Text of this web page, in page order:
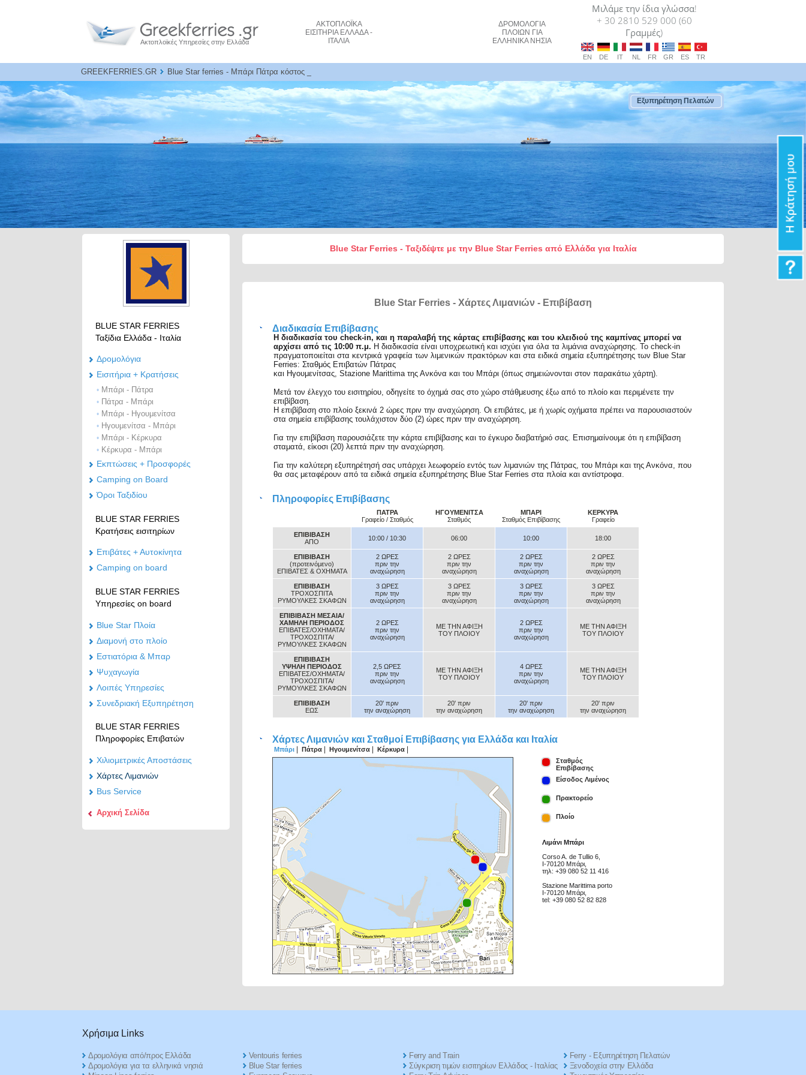
Ακτοπλοϊκές Υπηρεσίες στην Ελλάδα
ΑΚΤΟΠΛΟΪΚΑ
ΕΙΣΙΤΗΡΙΑ ΕΛΛΑΔΑ -
ΙΤΑΛΙΑ
ΔΡΟΜΟΛΟΓΙΑ
ΠΛΟΙΩΝ ΓΙΑ
ΕΛΛΗΝΙΚΑ ΝΗΣΙΑ
Μιλάμε την ίδια γλώσσα!
+ 30 2810 529 000 (60
Γραμμές)
EN DE IT NL FR GR ES TR
GREEKFERRIES.GR Blue Star ferries - Μπάρι Πάτρα κόστος εισιτηρίων πλοίου και κρατήσεις
Εξυπηρέτηση Πελατών
BLUE STAR FERRIES
Ταξίδια Ελλάδα - Ιταλία
Δρομολόγια
Eισιτήρια + Κρατήσεις
• Μπάρι - Πάτρα
• Πάτρα - Μπάρι
• Μπάρι - Ηγουμενίτσα
• Ηγουμενίτσα - Μπάρι
• Μπάρι - Κέρκυρα
• Κέρκυρα - Μπάρι
Εκπτώσεις + Προσφορές
Camping on Board
Όροι Ταξιδίου
BLUE STAR FERRIES
Κρατήσεις εισιτηρίων
Επιβάτες + Αυτοκίνητα
Camping on board
BLUE STAR FERRIES
Υπηρεσίες on board
Blue Star Πλοία
Διαμονή στο πλοίο
Εστιατόρια & Μπαρ
Ψυχαγωγία
Λοιπές Υπηρεσίες
Συνεδριακή Εξυπηρέτηση
BLUE STAR FERRIES
Πληροφορίες Επιβατών
Χιλιομετρικές Αποστάσεις
Χάρτες Λιμανιών
Bus Service
Αρχική Σελίδα
Blue Star Ferries - Ταξιδέψτε με την Blue Star Ferries από Ελλάδα για Ιταλία
Blue Star Ferries - Χάρτες Λιμανιών - Επιβίβαση
Διαδικασία Επιβίβασης
Η διαδικασία του check-in, και η παραλαβή της κάρτας επιβίβασης και του κλειδιού της καμπίνας μπορεί να
αρχίσει από τις 10:00 π.μ. Η διαδικασία είναι υποχρεωτική και ισχύει για όλα τα λιμάνια αναχώρησης. Το check-in
πραγματοποιείται στα κεντρικά γραφεία των λιμενικών πρακτόρων και στα ειδικά σημεία εξυπηρέτησης των Blue Star
Ferries: Σταθμός Επιβατών Πάτρας
και Hγουμενίτσας, Stazione Marittima της Ανκόνα και του Μπάρι (όπως σημειώνονται στον παρακάτω χάρτη).
Μετά τον έλεγχο του εισιτηρίου, οδηγείτε το όχημά σας στο χώρο στάθμευσης έξω από το πλοίο και περιμένετε την
επιβίβαση.
Η επιβίβαση στο πλοίο ξεκινά 2 ώρες πριν την αναχώρηση. Οι επιβάτες, με ή χωρίς οχήματα πρέπει να παρουσιαστούν
στα σημεία επιβίβασης τουλάχιστον δύο (2) ώρες πριν την αναχώρηση.
Για την επιβίβαση παρουσιάζετε την κάρτα επιβίβασης και το έγκυρο διαβατήριό σας. Επισημαίνουμε ότι η επιβίβαση
σταματά, είκοσι (20) λεπτά πριν την αναχώρηση.
Για την καλύτερη εξυπηρέτησή σας υπάρχει λεωφορείο εντός των λιμανιών της Πάτρας, του Μπάρι και της Ανκόνα, που
θα σας μεταφέρουν από τα ειδικά σημεία εξυπηρέτησης Blue Star Ferries στα πλοία και αντίστροφα.
Πληροφορίες Επιβίβασης
ΠΑΤΡΑ
Γραφείο / Σταθμός
ΗΓΟΥΜΕΝΙΤΣΑ
Σταθμός
ΜΠΑΡΙ
Σταθμός Επιβίβασης
ΚΕΡΚΥΡΑ
Γραφείο
ΕΠΙΒΙΒΑΣΗ
ΑΠΟ
10:00 / 10:30 06:00 10:00 18:00
ΕΠΙΒΙΒΑΣΗ
(προτεινόμενο)
ΕΠΙΒΑΤΕΣ & ΟΧΗΜΑΤΑ
2 ΩΡΕΣ
πριν την
αναχώρηση
2 ΩΡΕΣ
πριν την
αναχώρηση
2 ΩΡΕΣ
πριν την
αναχώρηση
2 ΩΡΕΣ
πριν την
αναχώρηση
ΕΠΙΒΙΒΑΣΗ
ΤΡΟΧΟΣΠΙΤΑ
ΡΥΜΟΥΛΚΕΣ ΣΚΑΦΩΝ
3 ΩΡΕΣ
πριν την
αναχώρηση
3 ΩΡΕΣ
πριν την
αναχώρηση
3 ΩΡΕΣ
πριν την
αναχώρηση
3 ΩΡΕΣ
πριν την
αναχώρηση
ΕΠΙΒΙΒΑΣΗ ΜΕΣΑΙΑ/
ΧΑΜΗΛΗ ΠΕΡΙΟΔΟΣ
ΕΠΙΒΑΤΕΣ/ΟΧΗΜΑΤΑ/
ΤΡΟΧΟΣΠΙΤΑ/
ΡΥΜΟΥΛΚΕΣ ΣΚΑΦΩΝ
2 ΩΡΕΣ
πριν την
αναχώρηση
ΜΕ ΤΗΝ ΑΦΙΞΗ
ΤΟΥ ΠΛΟΙΟΥ
2 ΩΡΕΣ
πριν την
αναχώρηση
ΜΕ ΤΗΝ ΑΦΙΞΗ
ΤΟΥ ΠΛΟΙΟΥ
ΕΠΙΒΙΒΑΣΗ
ΥΨΗΛΗ ΠΕΡΙΟΔΟΣ
ΕΠΙΒΑΤΕΣ/ΟΧΗΜΑΤΑ/
ΤΡΟΧΟΣΠΙΤΑ/
ΡΥΜΟΥΛΚΕΣ ΣΚΑΦΩΝ
2,5 ΩΡΕΣ
πριν την
αναχώρηση
ΜΕ ΤΗΝ ΑΦΙΞΗ
ΤΟΥ ΠΛΟΙΟΥ
4 ΩΡΕΣ
πριν την
αναχώρηση
ΜΕ ΤΗΝ ΑΦΙΞΗ
ΤΟΥ ΠΛΟΙΟΥ
ΕΠΙΒΙΒΑΣΗ
ΕΩΣ
20' πριν
την αναχώρηση
20' πριν
την αναχώρηση
20' πριν
την αναχώρηση
20' πριν
την αναχώρηση
Χάρτες Λιμανιών και Σταθμοί Επιβίβασης για Ελλάδα και Ιταλία
Μπάρι Πάτρα Ηγουμενίτσα Κέρκυρα
Σταθμός
Επιβίβασης
Είσοδος Λιμένος
Πρακτορείο
Πλοίο
Λιμάνι Μπάρι
Corso A. de Tullio 6,
I-70120 Μπάρι,
τηλ: +39 080 52 11 416
Stazione Marittima porto
I-70120 Μπάρι,
tel: +39 080 52 82 828
Χρήσιμα Links
Δρομολόγια από/προς Ελλάδα
Δρομολόγια για τα ελληνικά νησιά
Ventouris ferries
Blue Star ferries
Ferry and Train
Σύγκριση τιμών εισιτηρίων Ελλάδος - Ιταλίας
Ferry - Εξυπηρέτηση Πελατών
Ξενοδοχεία στην Ελλάδα